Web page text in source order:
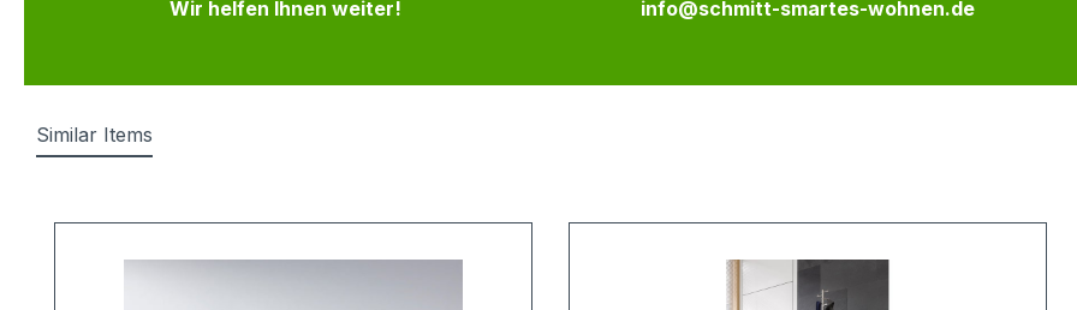
Wir helfen Ihnen weiter! info@schmitt-smartes-wohnen.de
Similar Items